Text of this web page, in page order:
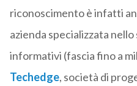
riconoscimento è infatti
azienda specializzata
informativi (fascia fino a
Techedge, società di